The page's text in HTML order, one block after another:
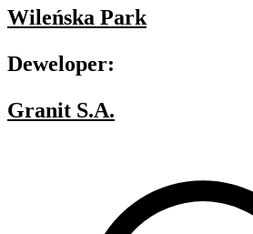
Wileńska Park
Deweloper:
Granit S.A.